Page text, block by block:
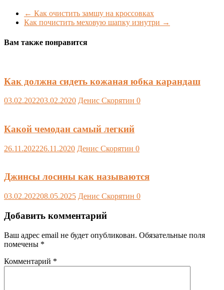
← Как очистить замшу на кроссовках
Как почистить меховую шапку изнутри →
Вам также понравится
Как должна сидеть кожаная юбка карандаш
03.02.202203.02.2020 Денис Скорятин 0
Какой чемодан самый легкий
26.11.202226.11.2020 Денис Скорятин 0
Джинсы лосины как называются
03.02.202208.05.2025 Денис Скорятин 0
Добавить комментарий
Ваш адрес email не будет опубликован. Обязательные поля
помечены *
Комментарий *